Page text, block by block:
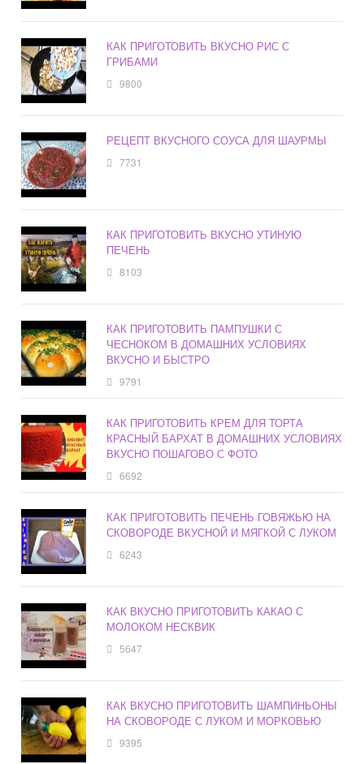
КАК ПРИГОТОВИТЬ ВКУСНО РИС С
ГРИБАМИ
9800
РЕЦЕПТ ВКУСНОГО СОУСА ДЛЯ ШАУРМЫ
7731
КАК ПРИГОТОВИТЬ ВКУСНО УТИНУЮ
ПЕЧЕНЬ
8103
КАК ПРИГОТОВИТЬ ПАМПУШКИ С
ЧЕСНОКОМ В ДОМАШНИХ УСЛОВИЯХ
ВКУСНО И БЫСТРО
9791
КАК ПРИГОТОВИТЬ КРЕМ ДЛЯ ТОРТА
КРАСНЫЙ БАРХАТ В ДОМАШНИХ УСЛОВИЯХ
ВКУСНО ПОШАГОВО С ФОТО
6692
КАК ПРИГОТОВИТЬ ПЕЧЕНЬ ГОВЯЖЬЮ НА
СКОВОРОДЕ ВКУСНОЙ И МЯГКОЙ С ЛУКОМ
6243
КАК ВКУСНО ПРИГОТОВИТЬ КАКАО С
МОЛОКОМ НЕСКВИК
5647
КАК ВКУСНО ПРИГОТОВИТЬ ШАМПИНЬОНЫ
НА СКОВОРОДЕ С ЛУКОМ И МОРКОВЬЮ
9395